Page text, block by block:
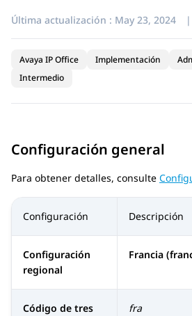
Última actualización : May 23, 2024 |
Avaya IP Office Implementación
Intermedio
Configuración general
Para obtener detalles, consulte
Configuración Descripción
Configuración
regional
Francia
Código de tres
fra